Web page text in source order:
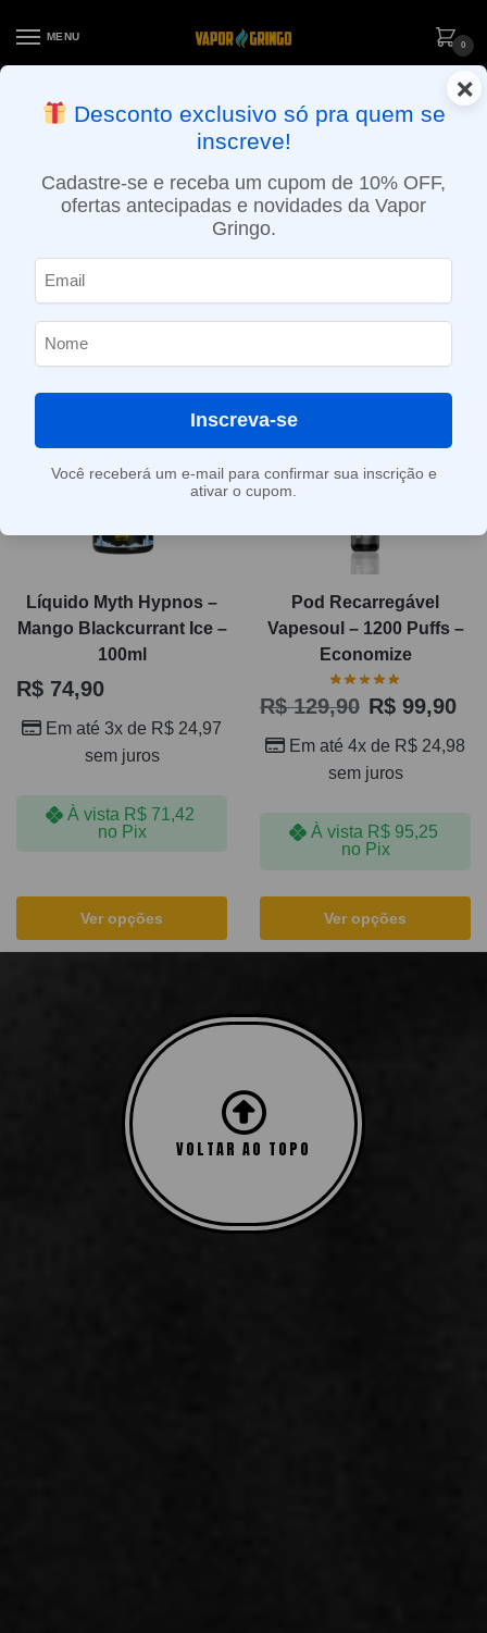
MENU
0
ENTREGA NO MESMO DIA EM SÃO PAULO (SEG A SEX): PEDIDOS
APROVADOS ATÉ 15:30 VIA MOTOBOY
Groselha Negra
Mostrando todos os 2 resultados
Líquido Myth Hypnos –
Mango Blackcurrant Ice –
100ml
R$ 74,90
Em até 3x de R$ 24,97
sem juros
À vista R$71,42
no Pix
Ver opções
Pod Recarregável
Vapesoul – 1200 Puffs –
Economize
R$129,90 R$ 99,90
Em até 4x de R$ 24,98
sem juros
À vista R$95,25
no Pix
Ver opções
VOLTAR AO TOPO
×
Desconto exclusivo só pra quem se
inscreve!
Cadastre-se e receba um cupom de 10% OFF,
ofertas antecipadas e novidades da Vapor
Gringo.
Inscreva-se
Você receberá um e-mail para confirmar sua inscrição e
ativar o cupom.